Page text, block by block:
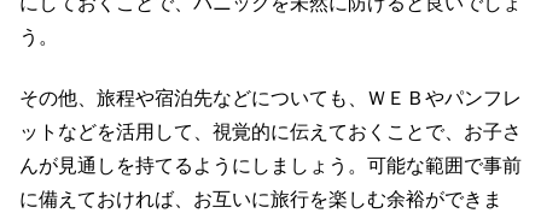
う。
その他、旅程や宿泊先などについても、ＷＥＢやパンフレ
ットなどを活用して、視覚的に伝えておくことで、お子さ
んが見通しを持てるようにしましょう。可能な範囲で事前
に備えておければ、お互いに旅行を楽しむ余裕ができま